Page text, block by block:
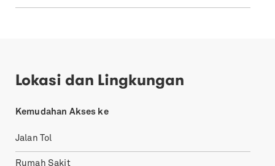
Lokasi dan Lingkungan
Kemudahan Akses ke
Jalan Tol
Rumah Sakit